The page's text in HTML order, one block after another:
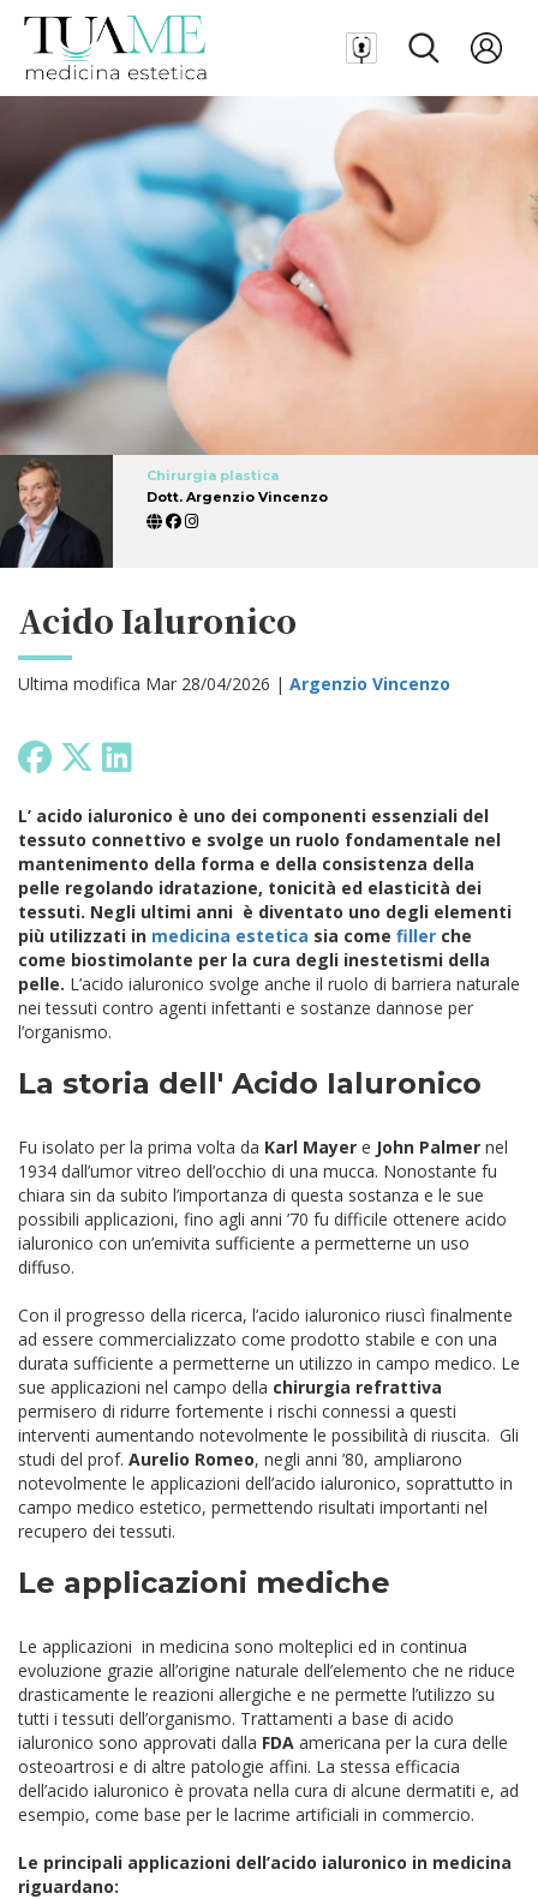
Chirurgia plastica
Dott. Argenzio Vincenzo
Acido Ialuronico
Ultima modifica Mar 28/04/2026 | Argenzio Vincenzo
L’ acido ialuronico è uno dei componenti essenziali del
tessuto connettivo e svolge un ruolo fondamentale nel
mantenimento della forma e della consistenza della
pelle regolando idratazione, tonicità ed elasticità dei
tessuti. Negli ultimi anni è diventato uno degli elementi
più utilizzati in medicina estetica sia come filler che
come biostimolante per la cura degli inestetismi della
pelle. L’acido ialuronico svolge anche il ruolo di barriera naturale
nei tessuti contro agenti infettanti e sostanze dannose per
l’organismo.
La storia dell' Acido Ialuronico
Fu isolato per la prima volta da Karl Mayer e John Palmer nel
1934 dall’umor vitreo dell’occhio di una mucca. Nonostante fu
chiara sin da subito l’importanza di questa sostanza e le sue
possibili applicazioni, fino agli anni ’70 fu difficile ottenere acido
ialuronico con un’emivita sufficiente a permetterne un uso
diffuso.
Con il progresso della ricerca, l’acido ialuronico riuscì finalmente
ad essere commercializzato come prodotto stabile e con una
durata sufficiente a permetterne un utilizzo in campo medico. Le
sue applicazioni nel campo della chirurgia refrattiva
permisero di ridurre fortemente i rischi connessi a questi
interventi aumentando notevolmente le possibilità di riuscita. Gli
studi del prof. Aurelio Romeo, negli anni ’80, ampliarono
notevolmente le applicazioni dell’acido ialuronico, soprattutto in
campo medico estetico, permettendo risultati importanti nel
recupero dei tessuti.
Le applicazioni mediche
Le applicazioni in medicina sono molteplici ed in continua
evoluzione grazie all’origine naturale dell’elemento che ne riduce
drasticamente le reazioni allergiche e ne permette l’utilizzo su
tutti i tessuti dell’organismo. Trattamenti a base di acido
ialuronico sono approvati dalla FDA americana per la cura delle
osteoartrosi e di altre patologie affini. La stessa efficacia
dell’acido ialuronico è provata nella cura di alcune dermatiti e, ad
esempio, come base per le lacrime artificiali in commercio.
Le principali applicazioni dell’acido ialuronico in medicina
riguardano: